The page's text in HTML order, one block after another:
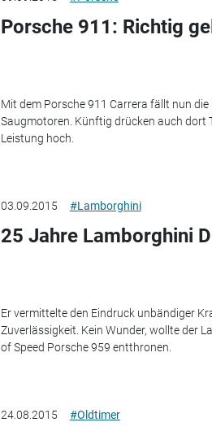
Porsche 911: Richtig
Mit dem Porsche 911 Carrera fällt nun
Saugmotoren. Künftig drücken auch dort
Leistung hoch.
03.09.2015 #Lamborghini
25 Jahre Lamborghini
Er vermittelte den Eindruck unbändiger
Zuverlässigkeit. Kein Wunder, wollte der
of Speed Porsche 959 entthronen.
24.08.2015 #Oldtimer